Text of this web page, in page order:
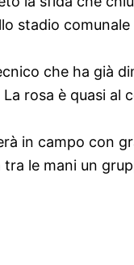
stadio
che ha già
rosa è quasi al
in campo con
le mani un